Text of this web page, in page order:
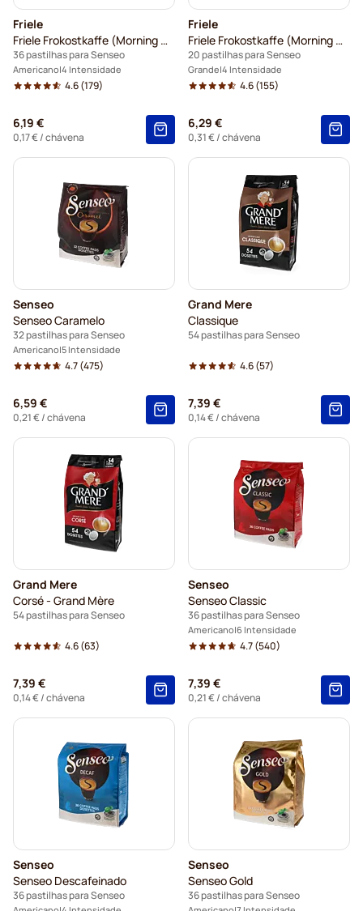
Friele
Friele Frokostkaffe (Morning Coffee)
36 pastilhas para Senseo
Americano 4 Intensidade
4.6(179)
6,19 €
0,17 €/ chávena
Friele
Friele Frokostkaffe (Morning Coffee - Chávena grande)
20 pastilhas para Senseo
Grande 4 Intensidade
4.6(155)
6,29 €
0,31 €/ chávena
Senseo
Senseo Caramelo
32 pastilhas para Senseo
Americano 5 Intensidade
4.7(475)
6,59 €
0,21 €/ chávena
Grand Mere
Classique
54 pastilhas para Senseo
4.6(57)
7,39 €
0,14 €/ chávena
Grand Mere
Corsé - Grand Mère
54 pastilhas para Senseo
4.6(63)
7,39 €
0,14 €/ chávena
Senseo
Senseo Classic
36 pastilhas para Senseo
Americano 6 Intensidade
4.7(540)
7,39 €
0,21 €/ chávena
Senseo
Senseo Descafeinado
36 pastilhas para Senseo
Senseo
Senseo Gold
36 pastilhas para Senseo